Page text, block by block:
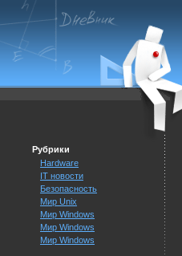
Рубрики
Hardware
IT новости
Безопасность
Мир Unix
Мир Windows
Мир Windows
Мир Windows